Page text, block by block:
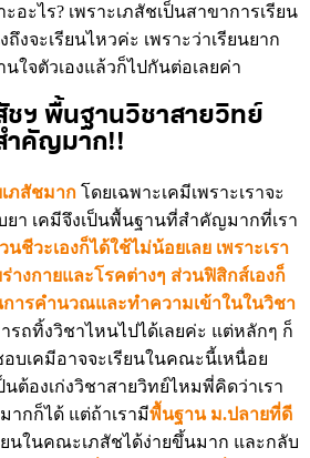
ะอะไร? เพราะเภสัชเป็นสาขาการเรียน
งจะเรียนไหวค่ะ เพราะว่าเรียนยาก
ใจตัวเองแล้วก็ไปกันต่อเลยค่า
ชฯ พื้นฐานวิชาสายวิทย์
ำคัญมาก!!
ภสัชมาก โดยเฉพาะเคมีเพราะเราจะ
า เคมีจึงเป็นพื้นฐานที่สำคัญมากที่เรา
นชีวะเองก็ได้ใช้ไม่น้อยเลย เพราะเรา
างกายและโรคต่างๆ ส่วนฟิสิกส์เองก็
ารคำนวณและทำความเข้าในในวิชา
รถทิ้งวิชาไหนไปได้เลยค่ะ แต่หลักๆ ก็
บเคมีอาจจะเรียนในคณะนี้เหนื่อย
ต้องเก่งวิชาสายวิทย์ไหมพี่คิดว่าเรา
ากก็ได้ แต่ถ้าเรามีพื้นฐาน ม.ปลายที่ดี
นในคณะเภสัชได้ง่ายขึ้นมาก และกลับ